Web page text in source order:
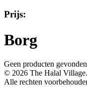
Prijs:
Borg
Geen producten
© 2026 The Halal Village.
Alle rechten